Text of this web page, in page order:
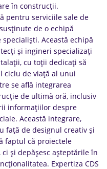
în construcții.
pentru serviciile sale de
de o echipă
Această echipă
și ingineri specializați
cu toții dedicați să
ciclu de viață al unui
se află integrarea
de ultimă oră, inclusiv
informațiilor despre
Această integrare,
față de designul creativ și
faptul că proiectele
și depășesc așteptările în
Expertiza CDS